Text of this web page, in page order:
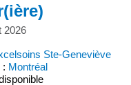
2026
Ste-Geneviève
: Montréal